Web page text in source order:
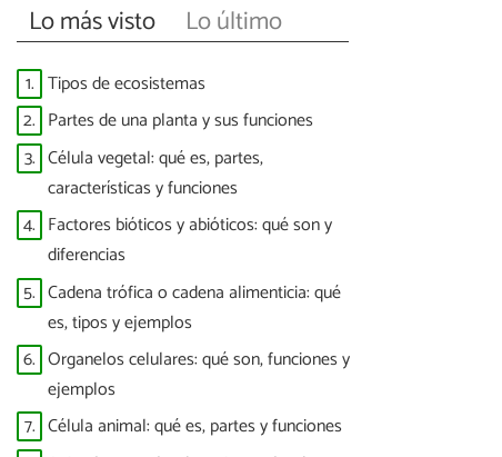
Lo más visto Lo último
1. Tipos de ecosistemas
2. Partes de una planta y sus funciones
3. Célula vegetal: qué es, partes,
características y funciones
4. Factores bióticos y abióticos: qué son y
diferencias
5. Cadena trófica o cadena alimenticia: qué
es, tipos y ejemplos
6. Organelos celulares: qué son, funciones y
ejemplos
7. Célula animal: qué es, partes y funciones